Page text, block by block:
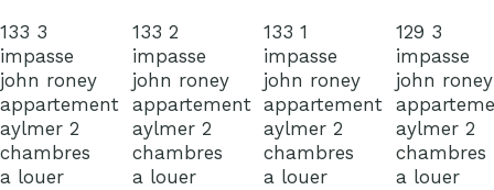
133 3
impasse
john roney
appartement
aylmer 2
chambres
a louer
133 2
impasse
john roney
appartement
aylmer 2
chambres
a louer
133 1
impasse
john roney
appartement
aylmer 2
chambres
a louer
129 3
impasse
john roney
aylmer 2
chambres
a louer